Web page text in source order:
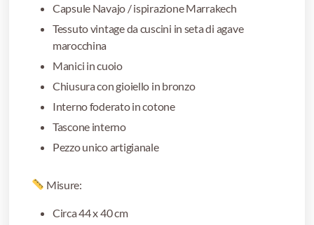
Capsule Navajo / ispirazione Marrakech
Tessuto vintage da cuscini in seta di agave
marocchina
Manici in cuoio
Chiusura con gioiello in bronzo
Interno foderato in cotone
Tascone interno
Pezzo unico artigianale
Misure:
Circa 44 x 40 cm